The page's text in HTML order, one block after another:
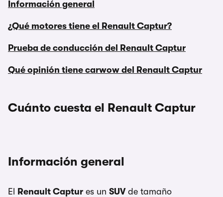
Información general
¿Qué motores tiene el Renault Captur?
Prueba de conducción del Renault Captur
Qué opinión tiene carwow del Renault Captur
Cuánto cuesta el Renault Captur
Información general
El Renault Captur es un SUVde tamaño